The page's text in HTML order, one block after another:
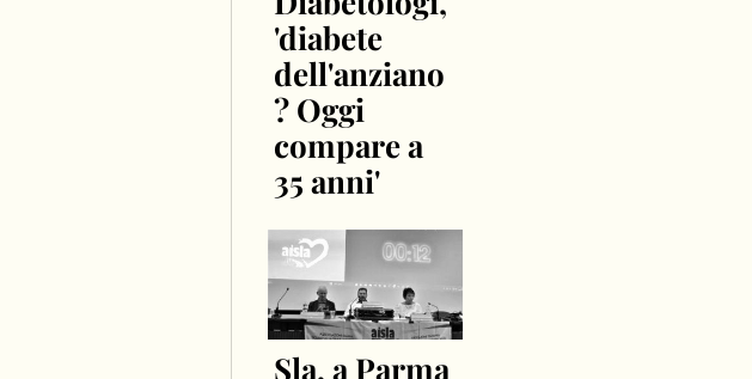
'diabete
dell'anziano
? Oggi
compare a
35 anni'
Sla, a Parma